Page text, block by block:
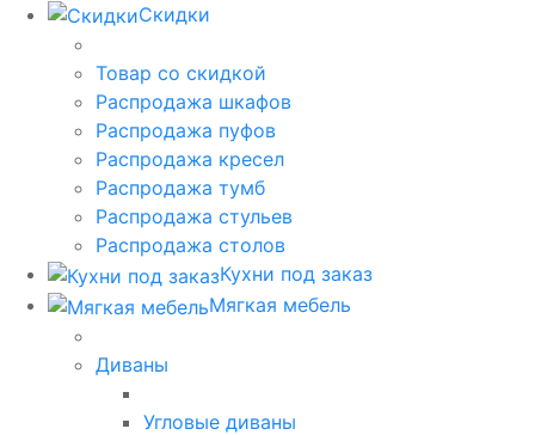
Скидки
Товар со скидкой
Распродажа шкафов
Распродажа пуфов
Распродажа кресел
Распродажа тумб
Распродажа стульев
Распродажа столов
Кухни под заказ
Мягкая мебель
Диваны
Угловые диваны